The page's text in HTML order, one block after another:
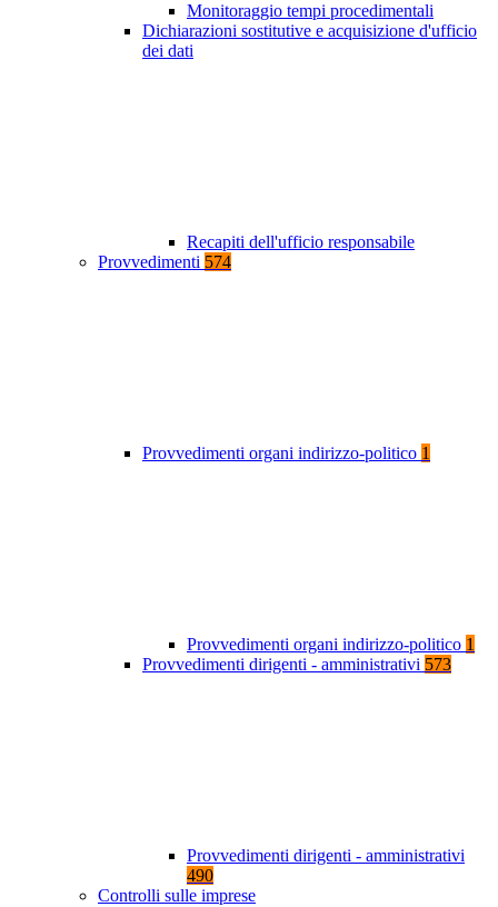
Monitoraggio tempi procedimentali
Dichiarazioni sostitutive e acquisizione d'ufficio
dei dati
Recapiti dell'ufficio responsabile
Provvedimenti 574
Provvedimenti organi indirizzo-politico 1
Provvedimenti organi indirizzo-politico 1
Provvedimenti dirigenti - amministrativi 573
Provvedimenti dirigenti - amministrativi
490
Controlli sulle imprese